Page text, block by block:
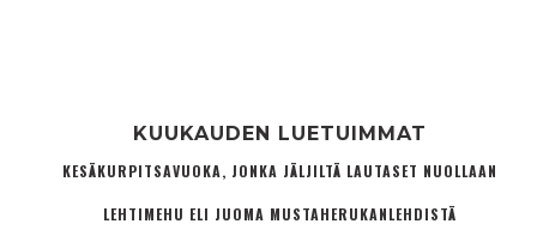
KUUKAUDEN LUETUIMMAT
KESÄKURPITSAVUOKA, JONKA JÄLJILTÄ LAUTASET NUOLLAAN
LEHTIMEHU ELI JUOMA MUSTAHERUKANLEHDISTÄ